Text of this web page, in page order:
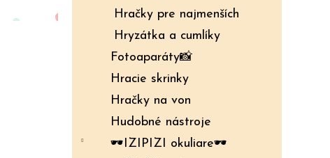
Hračky pre najmenších
Hryzátka a cumlíky
Fotoaparáty📸
Hracie skrinky
Hračky na von
Hudobné nástroje
🕶️IZIPIZI okuliare🕶️